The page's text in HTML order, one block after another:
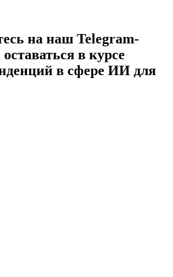
на наш Telegram-
в курсе
в сфере ИИ для